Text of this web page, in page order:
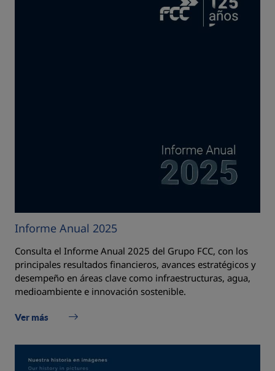
Informe Anual 2025
Consulta el Informe Anual 2025 del Grupo FCC, con los
principales resultados financieros, avances estratégicos y
desempeño en áreas clave como infraestructuras, agua,
medioambiente e innovación sostenible.
Ver más